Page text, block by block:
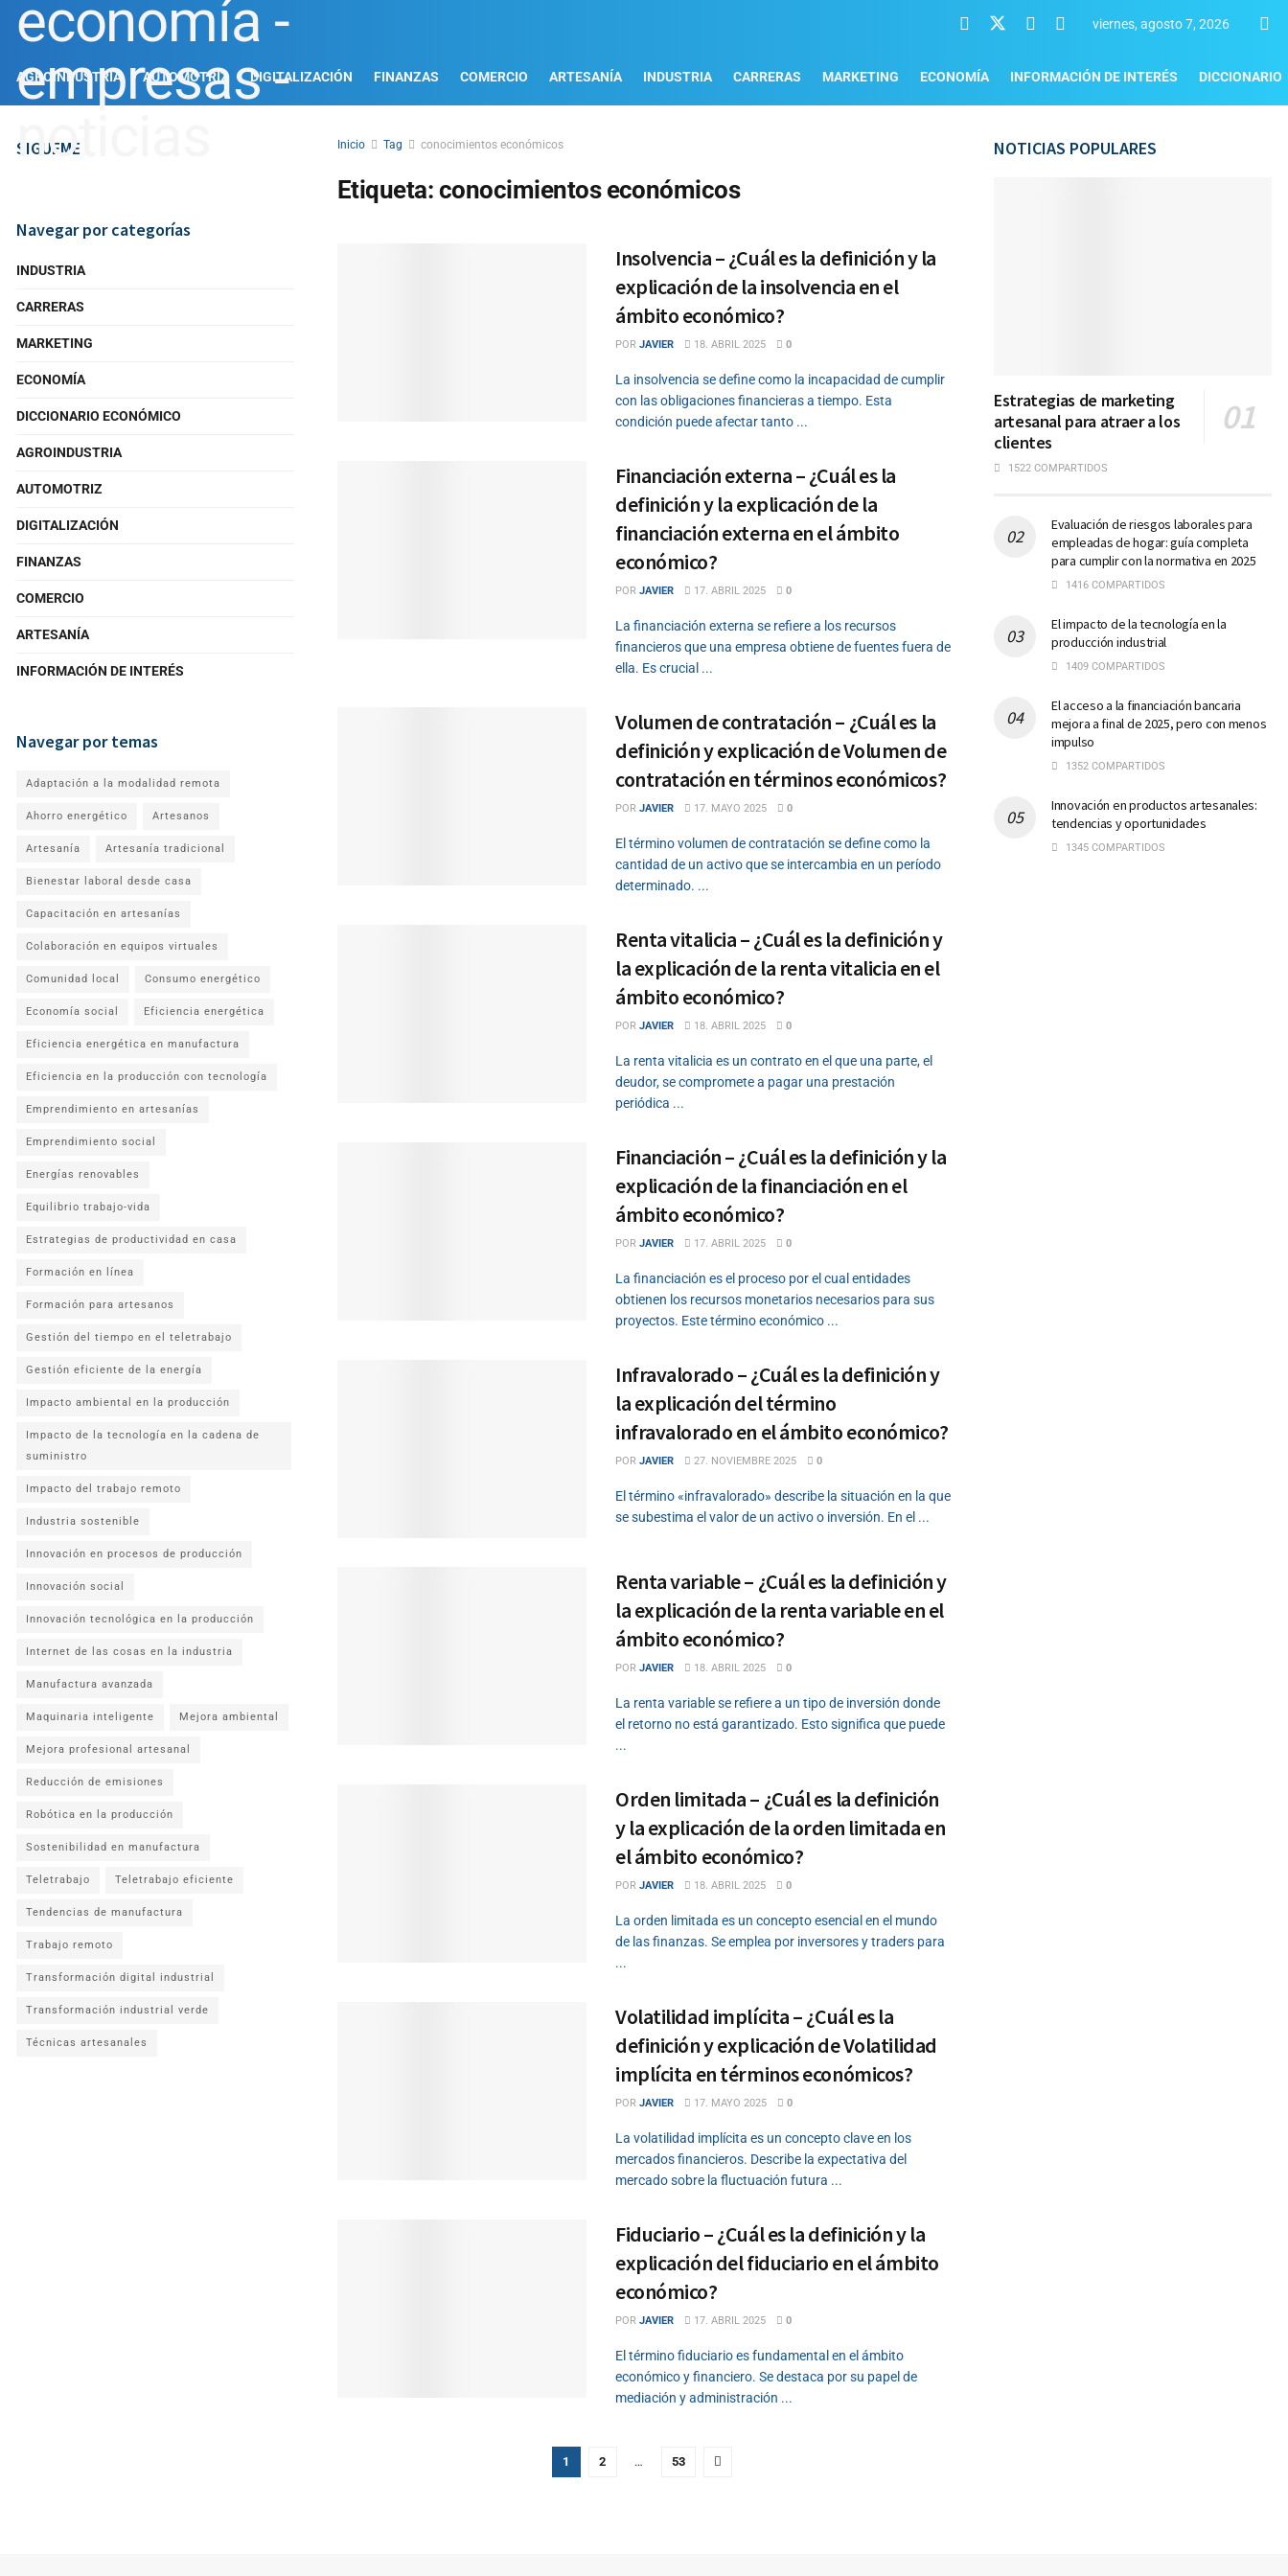
viernes, agosto 7, 2026
AGROINDUSTRIA AUTOMOTRIZ DIGITALIZACIÓN FINANZAS COMERCIO ARTESANÍA INDUSTRIA CARRERAS MARKETING ECONOMÍA INFORMACIÓN DE INTERÉS DICCIONARIO
Inicio Tag conocimientos económicos
Etiqueta: conocimientos económicos
Insolvencia – ¿Cuál es la definición y la
explicación de la insolvencia en el
ámbito económico?
POR JAVIER 18. ABRIL 2025 0
La insolvencia se define como la incapacidad de cumplir
con las obligaciones financieras a tiempo. Esta
condición puede afectar tanto ...
Financiación externa – ¿Cuál es la
definición y la explicación de la
financiación externa en el ámbito
económico?
POR JAVIER 17. ABRIL 2025 0
La financiación externa se refiere a los recursos
financieros que una empresa obtiene de fuentes fuera de
ella. Es crucial ...
Volumen de contratación – ¿Cuál es la
definición y explicación de Volumen de
contratación en términos económicos?
POR JAVIER 17. MAYO 2025 0
El término volumen de contratación se define como la
cantidad de un activo que se intercambia en un período
determinado. ...
Renta vitalicia – ¿Cuál es la definición y
la explicación de la renta vitalicia en el
ámbito económico?
POR JAVIER 18. ABRIL 2025 0
La renta vitalicia es un contrato en el que una parte, el
deudor, se compromete a pagar una prestación
periódica ...
Financiación – ¿Cuál es la definición y la
explicación de la financiación en el
ámbito económico?
POR JAVIER 17. ABRIL 2025 0
La financiación es el proceso por el cual entidades
obtienen los recursos monetarios necesarios para sus
proyectos. Este término económico ...
Infravalorado – ¿Cuál es la definición y
la explicación del término
infravalorado en el ámbito económico?
POR JAVIER 27. NOVIEMBRE 2025 0
El término «infravalorado» describe la situación en la que
se subestima el valor de un activo o inversión. En el ...
Renta variable – ¿Cuál es la definición y
la explicación de la renta variable en el
ámbito económico?
POR JAVIER 18. ABRIL 2025 0
La renta variable se refiere a un tipo de inversión donde
el retorno no está garantizado. Esto significa que puede
...
Orden limitada – ¿Cuál es la definición
y la explicación de la orden limitada en
el ámbito económico?
POR JAVIER 18. ABRIL 2025 0
La orden limitada es un concepto esencial en el mundo
de las finanzas. Se emplea por inversores y traders para
...
Volatilidad implícita – ¿Cuál es la
definición y explicación de Volatilidad
implícita en términos económicos?
POR JAVIER 17. MAYO 2025 0
La volatilidad implícita es un concepto clave en los
mercados financieros. Describe la expectativa del
mercado sobre la fluctuación futura ...
Fiduciario – ¿Cuál es la definición y la
explicación del fiduciario en el ámbito
económico?
POR JAVIER 17. ABRIL 2025 0
El término fiduciario es fundamental en el ámbito
económico y financiero. Se destaca por su papel de
mediación y administración ...
1 2 … 53
SIGUEME
Navegar por categorías
INDUSTRIA
CARRERAS
MARKETING
ECONOMÍA
DICCIONARIO ECONÓMICO
AGROINDUSTRIA
AUTOMOTRIZ
DIGITALIZACIÓN
FINANZAS
COMERCIO
ARTESANÍA
INFORMACIÓN DE INTERÉS
Navegar por temas
Adaptación a la modalidad remota
Ahorro energético Artesanos
Artesanía Artesanía tradicional
Bienestar laboral desde casa
Capacitación en artesanías
Colaboración en equipos virtuales
Comunidad local Consumo energético
Economía social Eficiencia energética
Eficiencia energética en manufactura
Eficiencia en la producción con tecnología
Emprendimiento en artesanías
Emprendimiento social
Energías renovables
Equilibrio trabajo-vida
Estrategias de productividad en casa
Formación en línea
Formación para artesanos
Gestión del tiempo en el teletrabajo
Gestión eficiente de la energía
Impacto ambiental en la producción
Impacto de la tecnología en la cadena de
suministro
Impacto del trabajo remoto
Industria sostenible
Innovación en procesos de producción
Innovación social
Innovación tecnológica en la producción
Internet de las cosas en la industria
Manufactura avanzada
Maquinaria inteligente Mejora ambiental
Mejora profesional artesanal
Reducción de emisiones
Robótica en la producción
Sostenibilidad en manufactura
Teletrabajo Teletrabajo eficiente
Tendencias de manufactura
Trabajo remoto
Transformación digital industrial
Transformación industrial verde
Técnicas artesanales
NOTICIAS POPULARES
Estrategias de marketing
artesanal para atraer a los
clientes
1522 COMPARTIDOS
Evaluación de riesgos laborales para
empleadas de hogar: guía completa
para cumplir con la normativa en 2025
1416 COMPARTIDOS
El impacto de la tecnología en la
producción industrial
1409 COMPARTIDOS
El acceso a la financiación bancaria
mejora a final de 2025, pero con menos
impulso
1352 COMPARTIDOS
Innovación en productos artesanales:
tendencias y oportunidades
1345 COMPARTIDOS